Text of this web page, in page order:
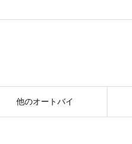
他のオートバイ